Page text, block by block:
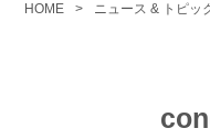
HOME > ニュース & トピッ